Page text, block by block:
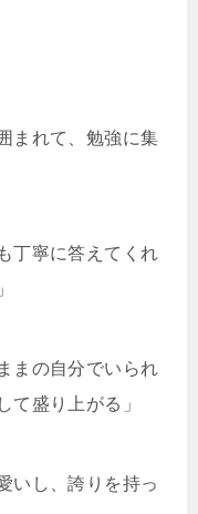
まれて、勉強に集
丁寧に答えてくれ
まの自分でいられ
て盛り上がる」
いし、誇りを持っ